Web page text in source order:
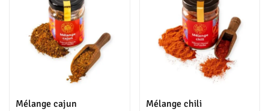
Mélange cajun Mélange chili